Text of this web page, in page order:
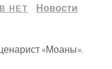
НЕТ
Новости
«Моаны».